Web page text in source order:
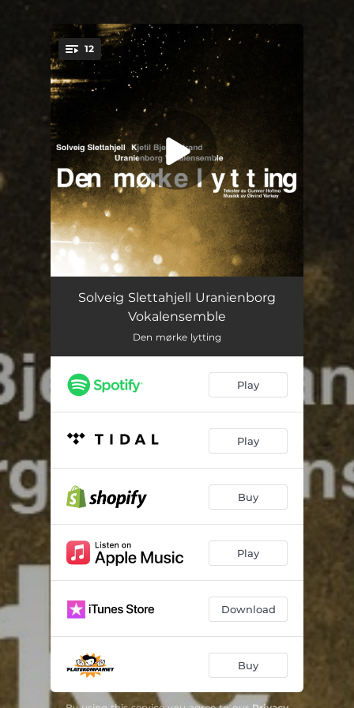
You're all set!
12
Nærmere
Gjest på jorden
Til stillheten --
Kveldssang
Du kjenner --
--
Lyset står --
Vuggesang --
Besvergelse
Til slutt --
Solveig Slettahjell Uranienborg
Vokalensemble
Den mørke lytting
Play
Play
Buy
Play
Download
Buy